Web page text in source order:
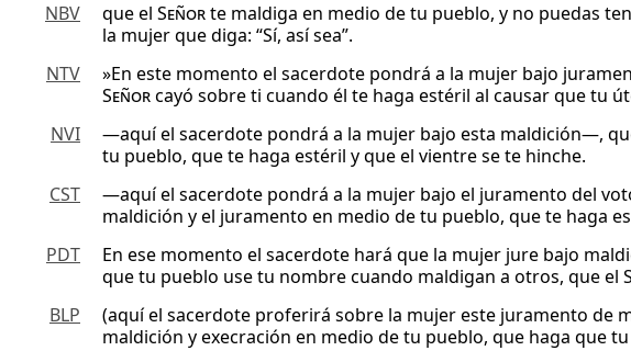
NBV
que el Señorte maldiga en medio de tu pueblo, y no puedas
la mujer que diga: “Sí, así sea”.
NTV
»En este momento el sacerdote pondrá a la mujer bajo
Señorcayó sobre ti cuando él te haga estéril al causar que tu
NVI
—aquí el sacerdote pondrá a la mujer bajo esta maldición—,
tu pueblo, que te haga estéril y que el vientre se te hinche.
CST
—aquí el sacerdote pondrá a la mujer bajo el juramento del
maldición y el juramento en medio de tu pueblo, que te haga
PDT
En ese momento el sacerdote hará que la mujer jure bajo
que tu pueblo use tu nombre cuando maldigan a otros, que el
BLP
(aquí el sacerdote proferirá sobre la mujer este juramento de
maldición y execración en medio de tu pueblo, que haga que